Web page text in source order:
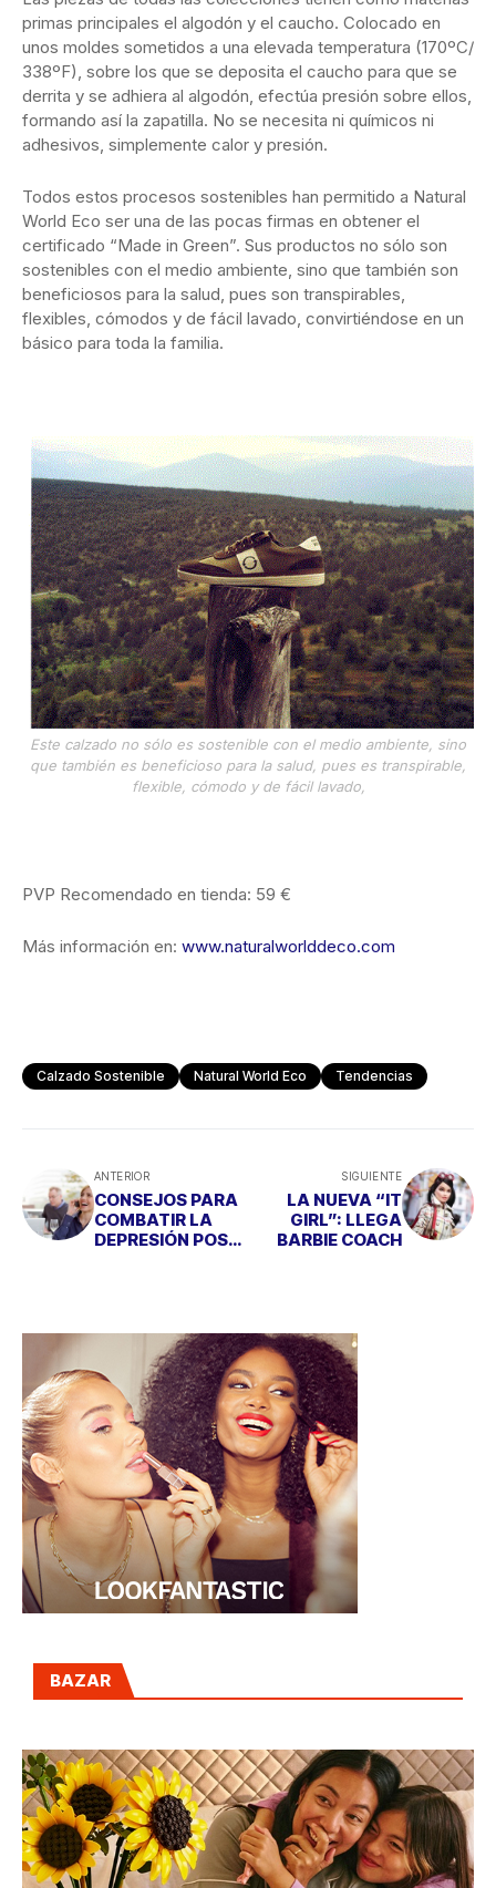
primas principales el algodón y el caucho. Colocado en
unos moldes sometidos a una elevada temperatura (170ºC/
338ºF), sobre los que se deposita el caucho para que se
derrita y se adhiera al algodón, efectúa presión sobre ellos,
formando así la zapatilla. No se necesita ni químicos ni
adhesivos, simplemente calor y presión.
Todos estos procesos sostenibles han permitido a Natural
World Eco ser una de las pocas firmas en obtener el
certificado “Made in Green”. Sus productos no sólo son
sostenibles con el medio ambiente, sino que también son
beneficiosos para la salud, pues son transpirables,
flexibles, cómodos y de fácil lavado, convirtiéndose en un
básico para toda la familia.
Este calzado no sólo es sostenible con el medio ambiente, sino
que también es beneficioso para la salud, pues es transpirable,
flexible, cómodo y de fácil lavado,
PVP Recomendado en tienda: 59 €
Más información en: www.naturalworlddeco.com
Calzado Sostenible Natural World Eco Tendencias
ANTERIOR
CONSEJOS PARA
COMBATIR LA
DEPRESIÓN POST-
SIGUIENTE
LA NUEVA “IT
GIRL”: LLEGA
BARBIE COACH
BAZAR